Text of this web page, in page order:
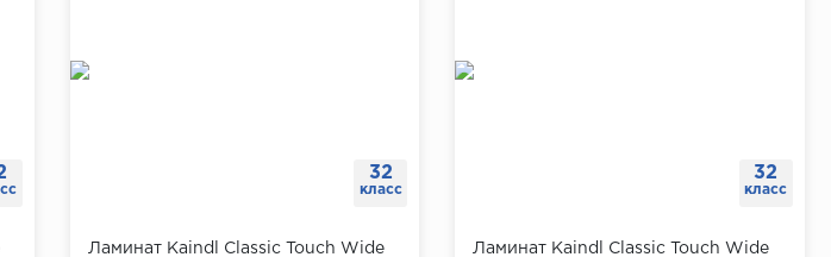
32
класс
Ламинат Kaindl Classic Touch Wide
32
класс
Ламинат Kaindl Classic Touch Wide